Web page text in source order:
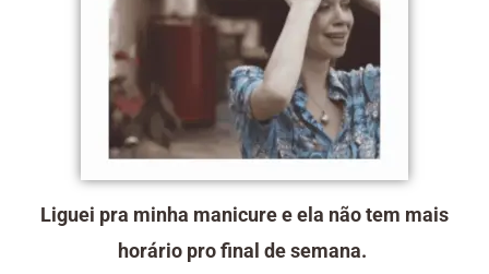
Liguei pra minha manicure e ela não tem mais
horário pro final de semana.